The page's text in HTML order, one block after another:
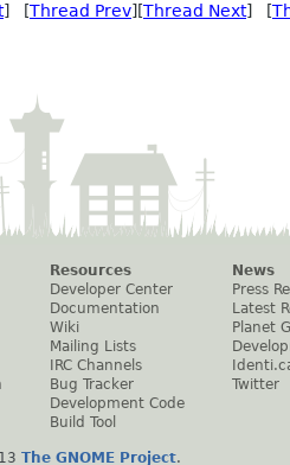
] [Thread Prev][Thread Next] [
Resources
Developer Center
Documentation
Wiki
Mailing Lists
IRC Channels
Bug Tracker
Development Code
Build Tool
News
Press
Latest
Planet
Twitter
The GNOME Project.